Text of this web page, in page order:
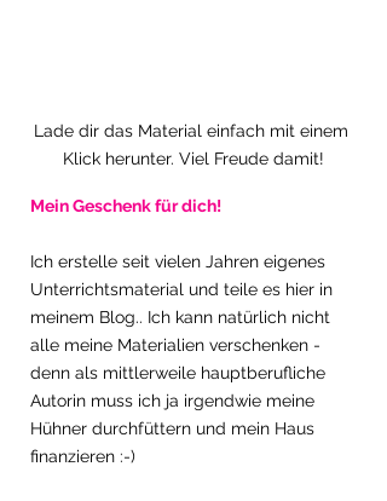
Lade dir das Material einfach mit einem
Klick herunter. Viel Freude damit!
Mein Geschenk für dich!
Ich erstelle seit vielen Jahren eigenes
Unterrichtsmaterial und teile es hier in
meinem Blog.. Ich kann natürlich nicht
alle meine Materialien verschenken -
denn als mittlerweile hauptberufliche
Autorin muss ich ja irgendwie meine
Hühner durchfüttern und mein Haus
finanzieren :-)